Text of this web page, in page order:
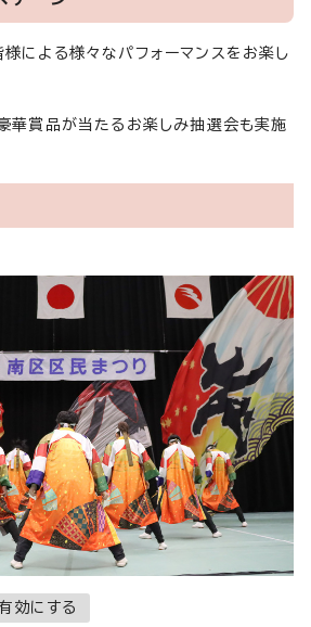
による様々なパフォーマンスをお楽し
賞品が当たるお楽しみ抽選会も実施
効にする